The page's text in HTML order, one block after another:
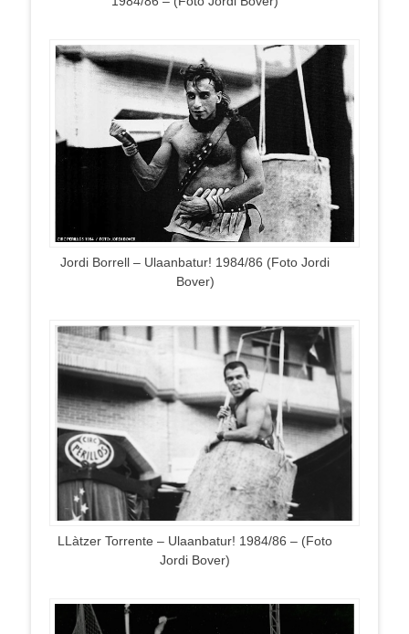
Jordi Borrell – Ulaanbatur! 1984/86 (Foto Jordi
Bover)
LLàtzer Torrente – Ulaanbatur! 1984/86 – (Foto
Jordi Bover)